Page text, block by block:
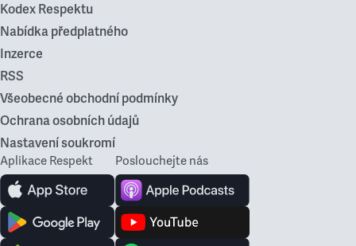
Kodex Respektu
Nabídka předplatného
Inzerce
RSS
Všeobecné obchodní podmínky
Ochrana osobních údajů
Nastavení soukromí
Aplikace Respekt Poslouchejte nás